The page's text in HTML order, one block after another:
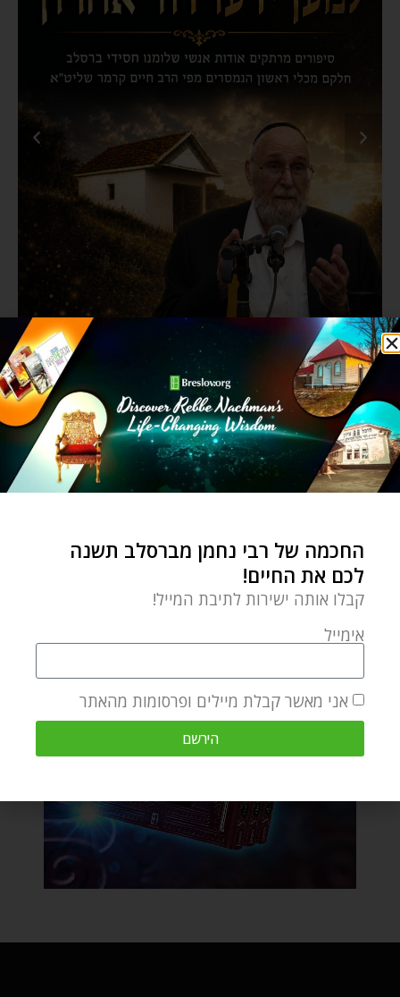
החכמה של רבי נחמן מברסלב תשנה
לכם את החיים!
קבלו אותה ישירות לתיבת המייל!
אימייל
אני מאשר קבלת מיילים ופרסומות מהאתר
הירשם